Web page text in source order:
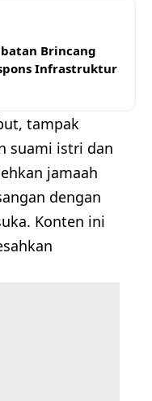
Brincang
Infrastruktur
tampak
suami istri dan
jamaah
dengan
Konten ini